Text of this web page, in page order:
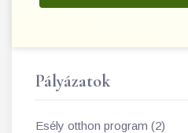
Pályázatok
Esély otthon program (2)